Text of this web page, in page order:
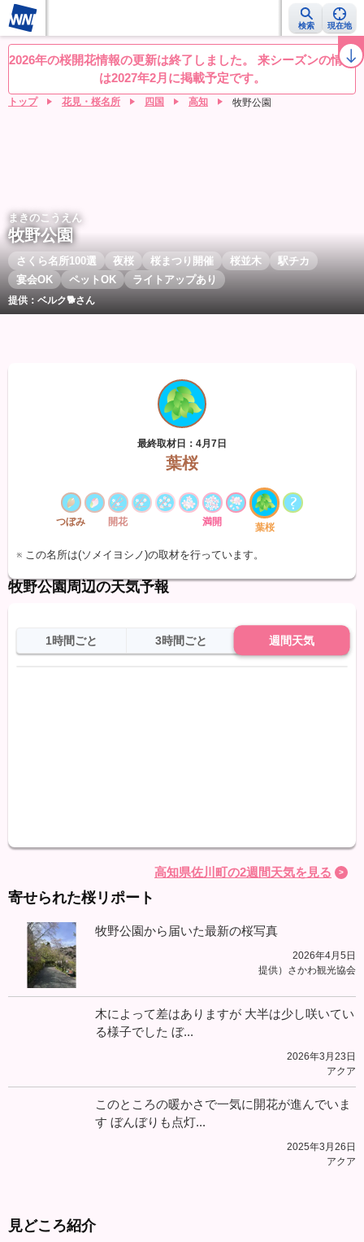
検索 現在地
桜レーダー 名所ランキング 桜開花予想NEWS お花見動画 目的別
2026年の桜開花情報の更新は終了しました。 来シーズンの情報
は2027年2月に掲載予定です。
トップ 花見・桜名所 四国 高知 牧野公園
まきのこうえん
牧野公園
さくら名所100選 夜桜 桜まつり開催 桜並木
駅チカ
宴会OK
ペットOK ライトアップあり
提供：ベルク🐕さん
最終取材日：4月7日
葉桜
つぼみ 開花 満開 葉桜
※ この名所は(ソメイヨシノ)の取材を行っています。
牧野公園周辺の天気予報
1時間ごと 3時間ごと 週間天気
高知県佐川町の2週間天気を見る
寄せられた桜リポート
牧野公園から届いた最新の桜写真
2026年4月5日
提供）さかわ観光協会
木によって差はありますが 大半は少し咲いてい
る様子でした ぼ...
2026年3月23日
アクア
このところの暖かさで一気に開花が進んでいま
す ぼんぼりも点灯...
2025年3月26日
アクア
見どころ紹介